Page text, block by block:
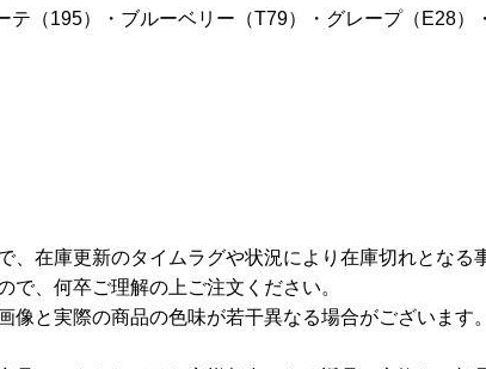
（195）・ブルーベリー（T79）・グレープ（E28）
在庫更新のタイムラグや状況により在庫切れとな
、何卒ご理解の上ご注文ください。
と実際の商品の色味が若干異なる場合がございます